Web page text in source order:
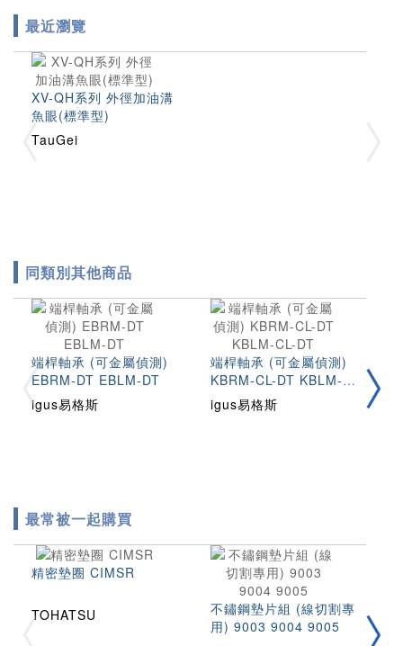
最近瀏覽
XV-QH系列 外徑加油溝
魚眼(標準型)
TauGei
同類別其他商品
端桿軸承 (可金屬偵測)
EBRM-DT EBLM-DT
igus易格斯
端桿軸承 (可金屬偵測)
KBRM-CL-DT KBLM-
CL-DT
igus易格斯
最常被一起購買
精密墊圈 CIMSR
TOHATSU
不鏽鋼墊片組 (線切割專
用) 9003 9004 9005